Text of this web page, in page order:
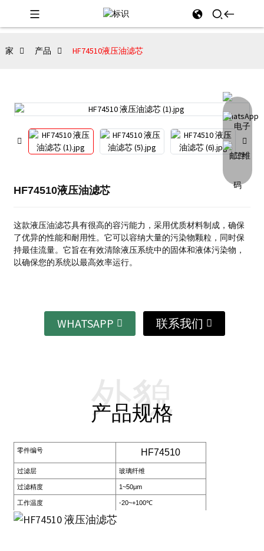
家 产品 HF74510液压油滤芯
HF74510液压油滤芯
这款液压油滤芯具有很高的容污能力，采用优质材料制成，确保
了优异的性能和耐用性。 它可以容纳大量的污染物颗粒，同时保
持最佳流量。 它旨在有效清除液压系统中的固体和液体污染物，
以确保您的系统以最高效率运行。
WHATSAPP 联系我们
产品规格
外貌
零件编号 HF74510
过滤层 玻璃纤维
过滤精度 1~50μm
工作温度 -20~+100℃